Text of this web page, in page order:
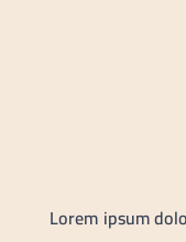
Lorem ipsum